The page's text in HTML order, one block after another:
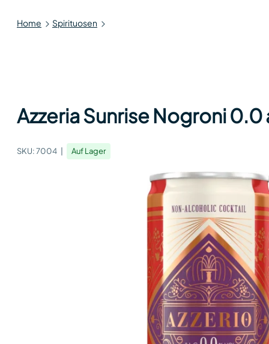
Home Spirituosen
Azzeria Sunrise Nogroni
SKU:7004 Auf Lager